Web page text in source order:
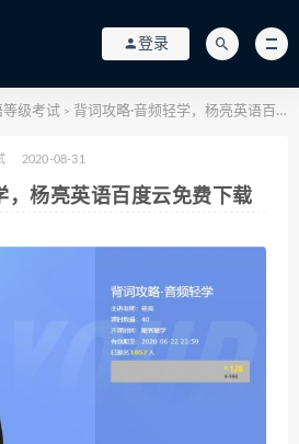
登录
等级考试 > 背词攻略·音频轻学，杨亮英语百度云免费下载
2020-08-31
，杨亮英语百度云免费下载